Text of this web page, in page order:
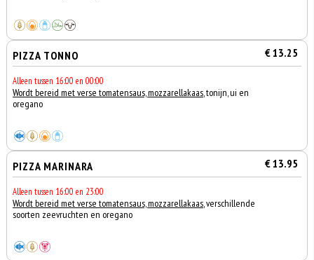
PIZZA TONNO € 13.25
Alleen tussen 16:00 en 00:00
Wordt bereid met verse tomatensaus, mozzarellakaas, tonijn, ui en
oregano
PIZZA MARINARA € 13.95
Alleen tussen 16:00 en 23:00
Wordt bereid met verse tomatensaus, mozzarellakaas, verschillende
soorten zeevruchten en oregano